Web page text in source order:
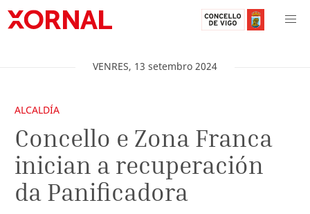
VENRES, 13 setembro 2024
ALCALDÍA
Concello e Zona Franca
inician a recuperación
da Panificadora